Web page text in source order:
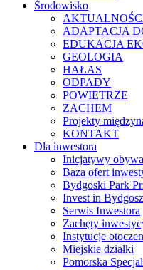
Środowisko
ADAPTACJA
EDUKACJA
GEOLOGIA
HAŁAS
ODPADY
POWIETRZE
ZACHEM
Projekty
KONTAKT
Dla inwestora
Inicjatywy
Baza ofert
Bydgoski Park
Invest in
Serwis Inwestora
Zachęty
Instytucje
Miejskie działki
Pomorska